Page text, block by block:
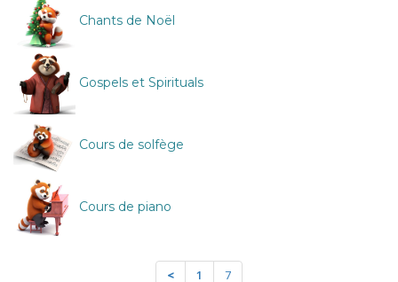
Chants de Noël
Gospels et Spirituals
Cours de solfège
Cours de piano
< 1 7